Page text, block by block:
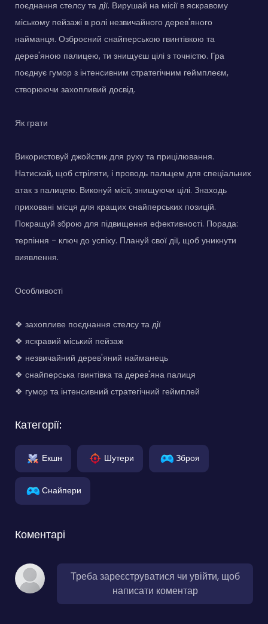
поєднання стелсу та дії. Вирушай на місії в яскравому
міському пейзажі в ролі незвичайного дерев'яного
найманця. Озброєний снайперською гвинтівкою та
дерев'яною палицею, ти знищуєш цілі з точністю. Гра
поєднує гумор з інтенсивним стратегічним геймплеєм,
створюючи захопливий досвід.
Як грати
Використовуй джойстик для руху та прицілювання.
Натискай, щоб стріляти, і проводь пальцем для спеціальних
атак з палицею. Виконуй місії, знищуючи цілі. Знаходь
приховані місця для кращих снайперських позицій.
Покращуй зброю для підвищення ефективності. Порада:
терпіння - ключ до успіху. Плануй свої дії, щоб уникнути
виявлення.
Особливості
❖ захопливе поєднання стелсу та дії
❖ яскравий міський пейзаж
❖ незвичайний дерев'яний найманець
❖ снайперська гвинтівка та дерев'яна палиця
❖ гумор та інтенсивний стратегічний геймплей
Категорії:
Екшн Шутери Зброя
Снайпери
Коментарі
Треба зареєструватися чи увійти, щоб
написати коментар